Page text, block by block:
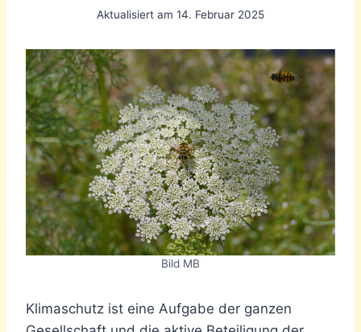
Aktualisiert am 14. Februar 2025
Bild MB
Klimaschutz ist eine Aufgabe der ganzen